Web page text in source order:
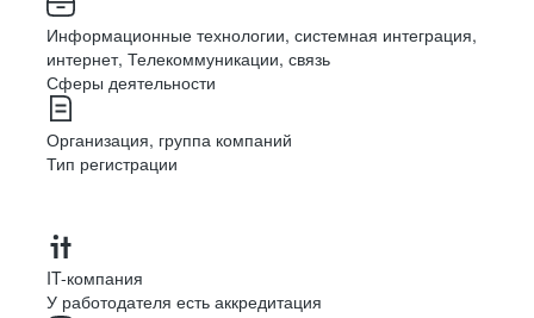
Информационные технологии, системная интеграция,
интернет, Телекоммуникации, связь
Сферы деятельности
Организация, группа компаний
Тип регистрации
IT-компания
У работодателя есть аккредитация